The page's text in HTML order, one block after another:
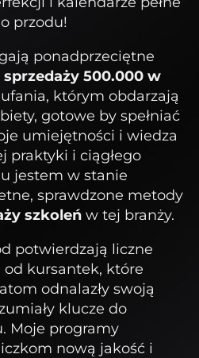
przodu!
ponadprzeciętne
500.000 w
którym obdarzają
gotowe by spełniać
umiejętności i wiedza
praktyki i ciągłego
jestem w stanie
sprawdzone metody
szkoleń w tej branży.
potwierdzają liczne
kursantek, które
odnalazły swoją
klucze do
Moje programy
nową jakość i